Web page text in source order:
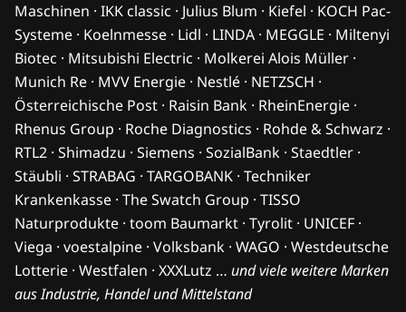
Maschinen · IKK classic · Julius Blum · Kiefel · KOCH Pac-
Systeme · Koelnmesse · Lidl · LINDA · MEGGLE · Miltenyi
Biotec · Mitsubishi Electric · Molkerei Alois Müller ·
Munich Re · MVV Energie · Nestlé · NETZSCH ·
Österreichische Post · Raisin Bank · RheinEnergie ·
Rhenus Group · Roche Diagnostics · Rohde & Schwarz ·
RTL2 · Shimadzu · Siemens · SozialBank · Staedtler ·
Stäubli · STRABAG · TARGOBANK · Techniker
Krankenkasse · The Swatch Group · TISSO
Naturprodukte · toom Baumarkt · Tyrolit · UNICEF ·
Viega · voestalpine · Volksbank · WAGO · Westdeutsche
Lotterie · Westfalen · XXXLutz … und viele weitere Marken
aus Industrie, Handel und Mittelstand